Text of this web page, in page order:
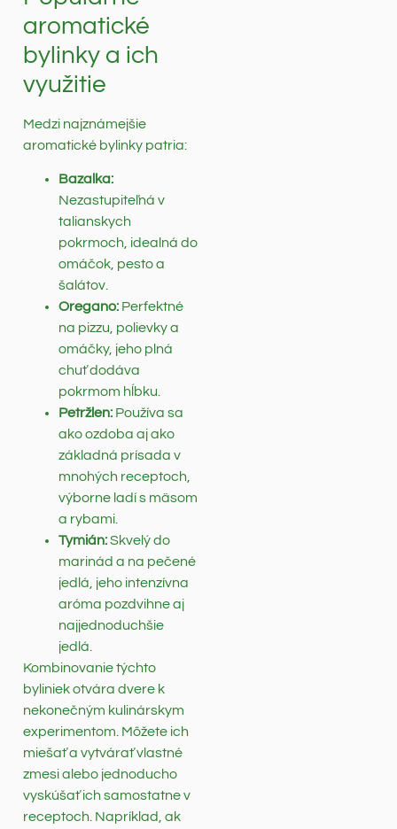
aromatické
bylinky a ich
využitie
Medzi najznámejšie
aromatické bylinky patria:
Bazalka:
Nezastupiteľná v
talianskych
pokrmoch, idealná do
omáčok, pesto a
šalátov.
Oregano: Perfektné
na pizzu, polievky a
omáčky, jeho plná
chuť dodáva
pokrmom hĺbku.
Petržlen: Používa sa
ako ozdoba aj ako
základná prísada v
mnohých receptoch,
výborne ladí s mäsom
a rybami.
Tymián:Skvelý do
marinád a na pečené
jedlá, jeho intenzívna
aróma pozdvihne aj
najjednoduchšie
jedlá.
Kombinovanie týchto
byliniek otvára dvere k
nekonečným kulinárskym
experimentom. Môžete ich
miešať a vytvárať vlastné
zmesi alebo jednoducho
vyskúšať ich samostatne v
receptoch. Napríklad, ak